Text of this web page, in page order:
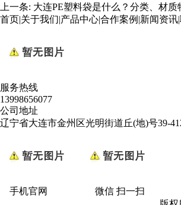
上一条: 大连​PE塑料袋是什么？分类、材
首页|关于我们|产品中心|合作案例 |新闻资讯|
服务热线
13998656077
公司地址
辽宁省大连市金州区光明街道丘(地)号39-
手机官网 微信 扫一扫